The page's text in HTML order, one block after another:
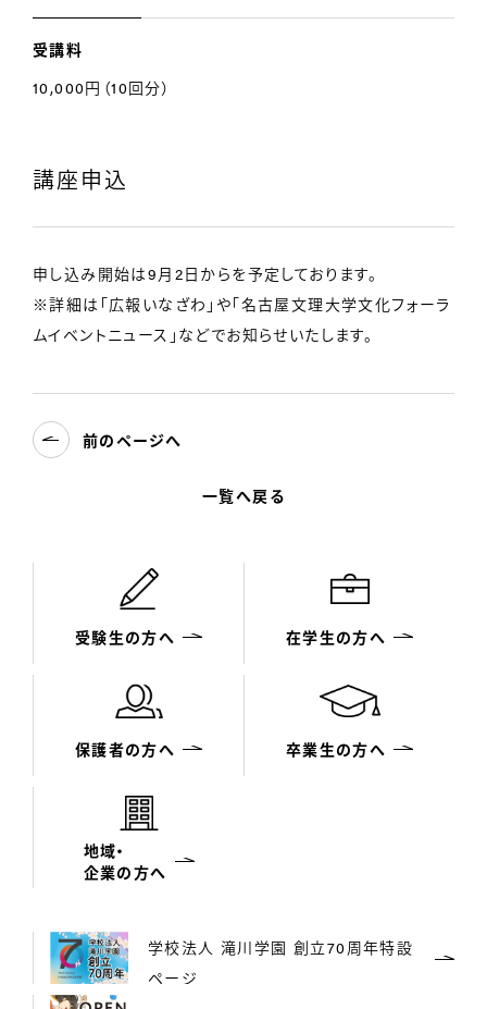
受講料
10,000円（10回分）
講座申込
申し込み開始は9月2日からを予定しております。
※詳細は「広報いなざわ」や「名古屋文理大学文化フォーラ
ムイベントニュース」などでお知らせいたします。
一覧へ戻る
前のページへ
受験生の方へ 在学生の方へ
保護者の方へ 卒業生の方へ
地域・
企業の方へ
学校法人 滝川学園 創立70周年特設
ページ